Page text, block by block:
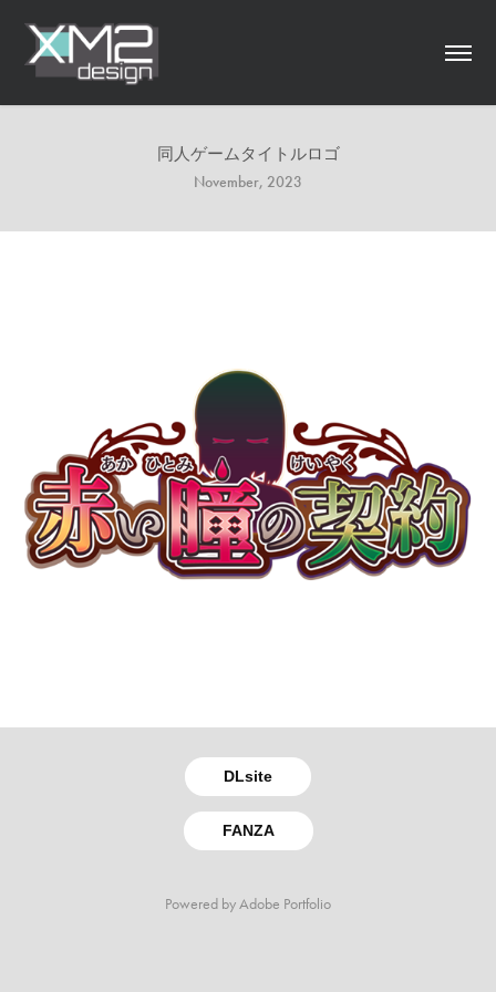
同人ゲームタイトルロゴ
November, 2023
DLsite
FANZA
Powered byAdobe Portfolio